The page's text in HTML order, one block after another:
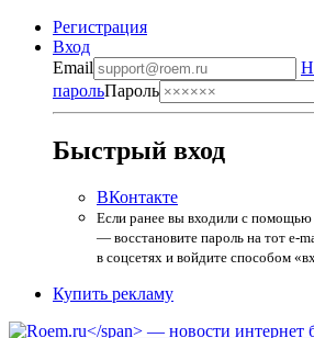
Регистрация
Вход
Email
парольПароль
Быстрый вход
ВКонтакте
Если ранее вы входили с
— восстановите пароль на тот e-
в соцсетях и войдите способом
Купить рекламу